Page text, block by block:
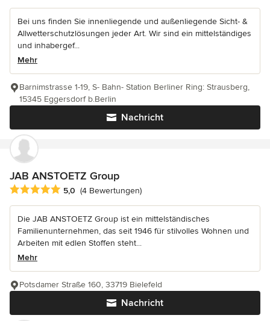
Bei uns finden Sie innenliegende und außenliegende Sicht- &
Allwetterschutzlösungen jeder Art. Wir sind ein mittelständiges
und inhabergef...
Mehr
Nachricht
Barnimstrasse 1-19, S- Bahn- Station Berliner Ring: Strausberg,
15345 Eggersdorf b.Berlin
JAB ANSTOETZ Group
Durchschnittliche Bewertung: 5 von 5 Sternen
5,0 (4 Bewertungen)
Die JAB ANSTOETZ Group ist ein mittelständisches
Familienunternehmen, das seit 1946 für stilvolles Wohnen und
Arbeiten mit edlen Stoffen steht...
Mehr
Nachricht
Potsdamer Straße 160, 33719 Bielefeld